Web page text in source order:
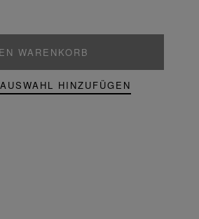
WARENKORB
HINZUFÜGEN